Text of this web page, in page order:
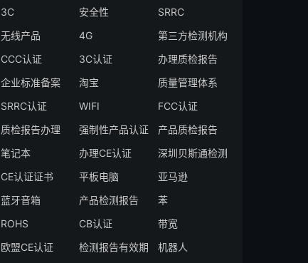
3C
安全性
SRRC
无线产品
4G
第三方检测机构
CCC认证
3C认证
办理质检报告
企业标准备案
淘宝
质量管理体系
SRRC认证
WIFI
FCC认证
质检报告办理
强制性产品认证
产品质检报告
笔记本
办理CE认证
深圳贝斯通检测
CE认证证书
平板电脑
亚马逊
蓝牙音箱
产品检测报告
苯
ROHS
CB认证
带宽
欧盟CE认证
检测报告有效期
机器人